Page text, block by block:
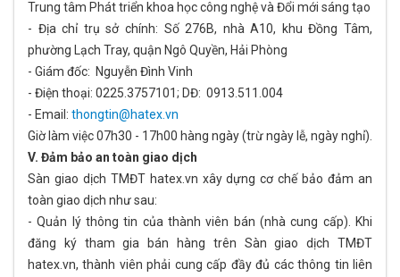
Trung tâm Phát triển khoa học công nghệ và Đổi mới sáng tạo
- Địa chỉ trụ sở chính: Số 276B, nhà A10, khu Đồng Tâm,
phường Lạch Tray, quận Ngô Quyền, Hải Phòng
- Giám đốc: Nguyễn Đình Vinh
- Điện thoại: 0225.3757101; DĐ: 0913.511.004
- Email: thongtin@hatex.vn
Giờ làm việc 07h30 - 17h00 hàng ngày (trừ ngày lễ, ngày nghỉ).
V. Đảm bảo an toàn giao dịch
Sàn giao dịch TMĐT hatex.vn xây dựng cơ chế bảo đảm an
toàn giao dịch như sau:
- Quản lý thông tin của thành viên bán (nhà cung cấp). Khi
đăng ký tham gia bán hàng trên Sàn giao dịch TMĐT
hatex.vn, thành viên phải cung cấp đầy đủ các thông tin liên